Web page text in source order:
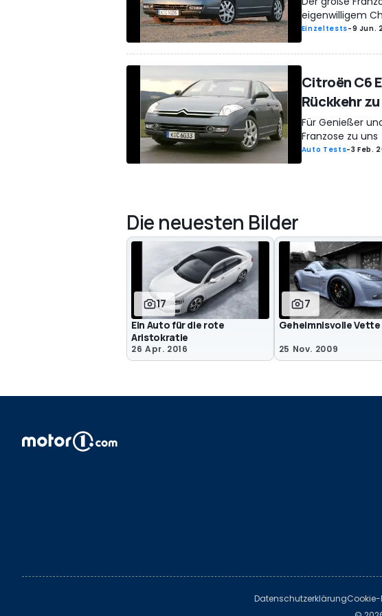
eigenwilligem
Einzeltests-9 Jun.
Citroën C6
Rückkehr
Für Genießer
Franzose zu uns
Auto Tests-3 Feb.
Die neuesten Bilder
17
Ein Auto für die rote
Aristokratie
26 Apr. 2016
7
Geheimnisvolle Vette
25 Nov. 2009
Datenschutzerklärung